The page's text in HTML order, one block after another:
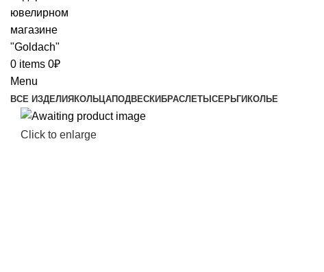
0 items 0₽
Menu
ВСЕ ИЗДЕЛИЯ КОЛЬЦАПОДВЕСКИ БРАСЛЕТЫ СЕРЬГИ КОЛЬЕ
Click to enlarge